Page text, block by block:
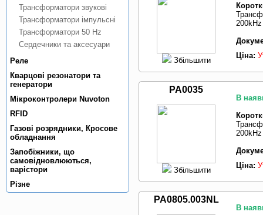
Трансформатори звуковi
Трансформатори iмпульснi
Трансформатори 50 Hz
Сердечники та аксесуари
Реле
Кварцовi резонатори та
генератори
Мiкроконтролери Nuvoton
RFID
Газовi розрядники, Кросове
обладнання
Запобiжники, що
самовiдновлюються,
варiстори
Рiзне
Збільшити
Ціна:
PA0035
Збільшити
В
Ціна:
PA0805.003NL
В